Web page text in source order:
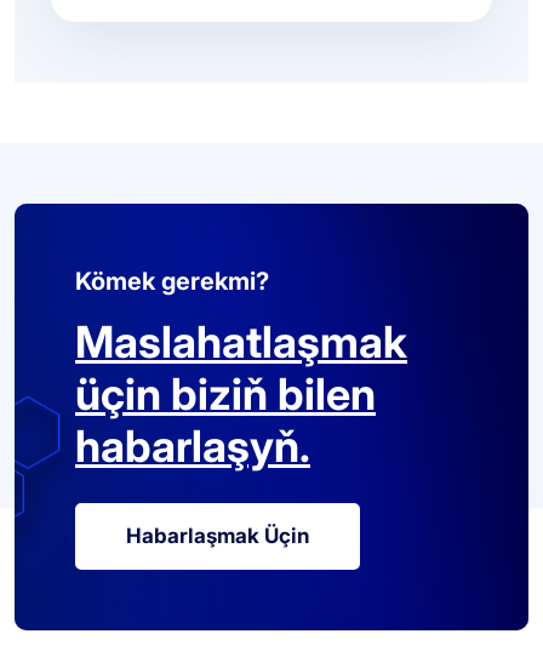
Kömek gerekmi?
Maslahatlaşmak
üçin biziň bilen
habarlaşyň.
Habarlaşmak Üçin